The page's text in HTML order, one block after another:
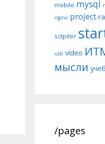
mobile mysql
nginx project
sctpiter
usb video
мысли
/pages